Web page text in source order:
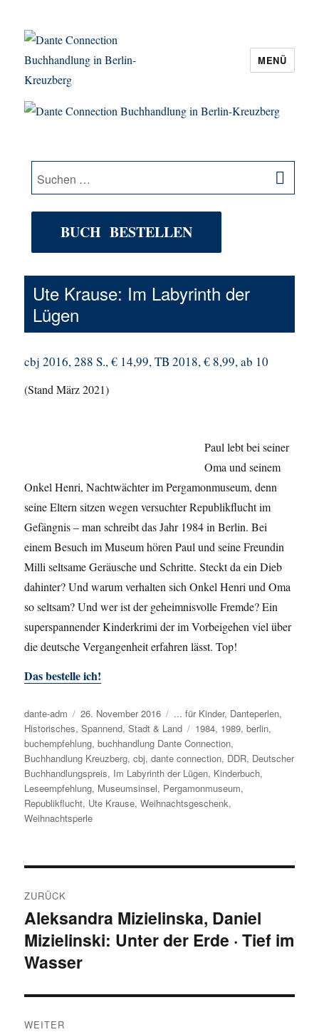
Dante Connection Buchhandlung in
MENÜ
Suche
nach:
BUCH BESTELLEN
Ute Krause: Im Labyrinth der
Lügen
cbj 2016, 288 S., € 14,99, TB 2018, € 8,99, ab 10
(Stand März 2021)
Paul lebt bei seiner
Oma und seinem
Onkel Henri, Nachtwächter im Pergamonmuseum, denn
seine Eltern sitzen wegen versuchter Republikflucht im
Gefängnis – man schreibt das Jahr 1984 in Berlin. Bei
einem Besuch im Museum hören Paul und seine Freundin
Milli seltsame Geräusche und Schritte. Steckt da ein Dieb
dahinter? Und warum verhalten sich Onkel Henri und Oma
so seltsam? Und wer ist der geheimnisvolle Fremde? Ein
superspannender Kinderkrimi der im Vorbeigehen viel über
die deutsche Vergangenheit erfahren lässt. Top!
Das bestelle ich!
Autor
dante-adm
Veröffentlicht
am
26. November 2016 Kategorien
... für Kinder, Danteperlen,
Historisches,Spannend,Stadt & Land Schlagwörter
1984, 1989,berlin,
buchempfehlung,buchhandlung Dante Connection,
Buchhandlung Kreuzberg,cbj,dante connection, DDR, Deutscher
Buchhandlungspreis, Im Labyrinth der Lügen, Kinderbuch,
Leseempfehlung, Museumsinsel, Pergamonmuseum,
Republikflucht, Ute Krause,Weihnachtsgeschenk,
Weihnachtsperle
ZURÜCK
Vorheriger
Beitrag:
Aleksandra Mizielinska, Daniel
Mizielinski: Unter der Erde · Tief im
Wasser
WEITER